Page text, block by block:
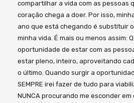
compartilhar a vida com as pessoas
coração chega a doer. Por isso,
ano que está chegando é substituir o
minha vida. É mais ou menos assim:
oportunidade de estar com as
estar pleno, inteiro, aproveitando
o último. Quando surgir a
SEMPRE irei fazer de tudo para
NUNCA procurando me esconder